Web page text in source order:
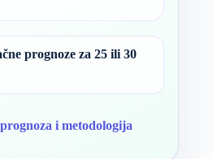
prognoze za 25 ili 30
i metodologija